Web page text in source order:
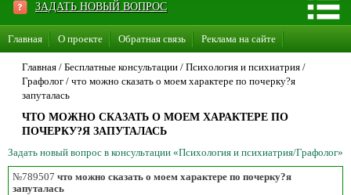
ЗАДАТЬ НОВЫЙ ВОПРОС
Главная О проекте Обратная связь Реклама на сайте
Стать консультантом нашего сайта
Суперакция «Каждому врачу свой сайт»
Главная / Бесплатные консультации / Психология и психиатрия /
Графолог / что можно сказать о моем характере по почерку?я
запуталась
ЧТО МОЖНО СКАЗАТЬ О МОЕМ ХАРАКТЕРЕ ПО
ПОЧЕРКУ?Я ЗАПУТАЛАСЬ
Задать новый вопрос в консультации «Психология и психиатрия/Графолог»
№789507 что можно сказать о моем характере по почерку?я
запуталась